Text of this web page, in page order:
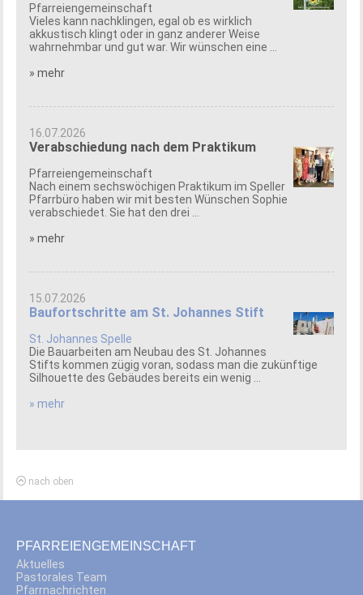
Pfarreiengemeinschaft
Vieles kann nachklingen, egal ob es wirklich
akkustisch klingt oder in ganz anderer Weise
wahrnehmbar und gut war. Wir wünschen eine ...
» mehr
16.07.2026
Verabschiedung nach dem Praktikum
Pfarreiengemeinschaft
Nach einem sechswöchigen Praktikum im Speller
Pfarrbüro haben wir mit besten Wünschen Sophie
verabschiedet. Sie hat den drei ...
» mehr
15.07.2026
Baufortschritte am St. Johannes Stift
St. Johannes Spelle
Die Bauarbeiten am Neubau des St. Johannes
Stifts kommen zügig voran, sodass man die zukünftige
Silhouette des Gebäudes bereits ein wenig ...
» mehr
nach oben
PFARREIENGEMEINSCHAFT
Aktuelles
Pastorales Team
Pfarrnachrichten